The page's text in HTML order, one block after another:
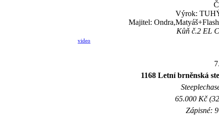
Výrok:
Majitel:
Kůň č.2 EL
video
1168 Letní brněnská
65.000 Kč
Zápisné: